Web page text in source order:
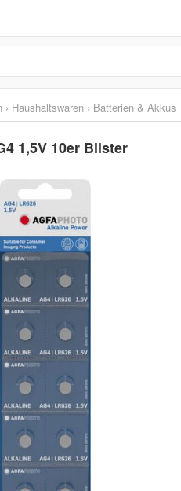
› Haushaltswaren › Batterien & Akkus
1,5V 10er Blister